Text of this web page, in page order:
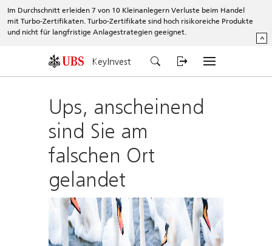
Im Durchschnitt erleiden 7 von 10 Kleinanlegern Verluste beim Handel
mit Turbo-Zertifikaten. Turbo-Zertifikate sind hoch risikoreiche Produkte
und nicht für langfristige Anlagestrategien geeignet.
^
KeyInvest
Ups, anscheinend
sind Sie am
falschen Ort
gelandet